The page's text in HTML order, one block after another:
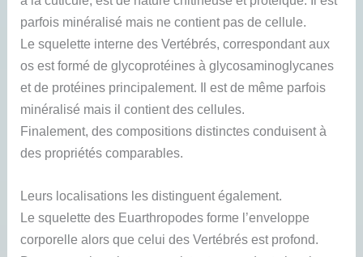
parfois minéralisé mais ne contient pas de cellule.
Le squelette interne des Vertébrés, correspondant aux
os est formé de glycoprotéines à glycosaminoglycanes
et de protéines principalement. Il est de même parfois
minéralisé mais il contient des cellules.
Finalement, des compositions distinctes conduisent à
des propriétés comparables.
Leurs localisations les distinguent également.
Le squelette des Euarthropodes forme l’enveloppe
corporelle alors que celui des Vertébrés est profond.